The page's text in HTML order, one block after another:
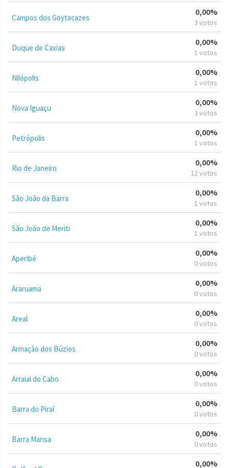
Campos dos Goytacazes
0,00%
3 votos
Duque de Caxias
0,00%
1 votos
Nilópolis
0,00%
1 votos
Nova Iguaçu
0,00%
3 votos
Petrópolis
0,00%
1 votos
Rio de Janeiro
0,00%
12 votos
São João da Barra
0,00%
1 votos
São João de Meriti
0,00%
1 votos
Aperibé
0,00%
0 votos
Araruama
0,00%
0 votos
Areal
0,00%
0 votos
Armação dos Búzios
0,00%
0 votos
Arraial do Cabo
0,00%
0 votos
Barra do Piraí
0,00%
0 votos
Barra Mansa
0,00%
0 votos
0,00%